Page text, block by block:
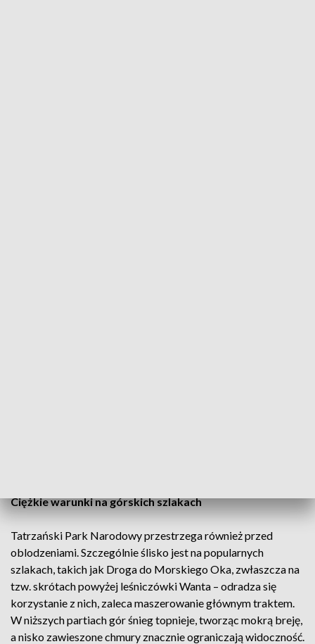
Ciężkie warunki na górskich szlakach
Tatrzański Park Narodowy przestrzega również przed
oblodzeniami. Szczególnie ślisko jest na popularnych
szlakach, takich jak Droga do Morskiego Oka, zwłaszcza na
tzw. skrótach powyżej leśniczówki Wanta – odradza się
korzystanie z nich, zaleca maszerowanie głównym traktem.
W niższych partiach gór śnieg topnieje, tworząc mokrą breję,
a nisko zawieszone chmury znacznie ograniczają widoczność.